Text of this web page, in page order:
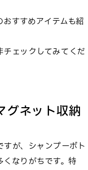
すすめアイテムも紹
ェックしてみてくだ
グネット収納
が、シャンプーボト
なりがちです。特